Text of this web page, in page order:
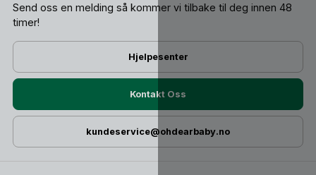
Send oss ​​en melding så kommer vi tilbake til deg innen 48
timer!
Hjelpesenter
Kontakt Oss
kundeservice@ohdearbaby.no